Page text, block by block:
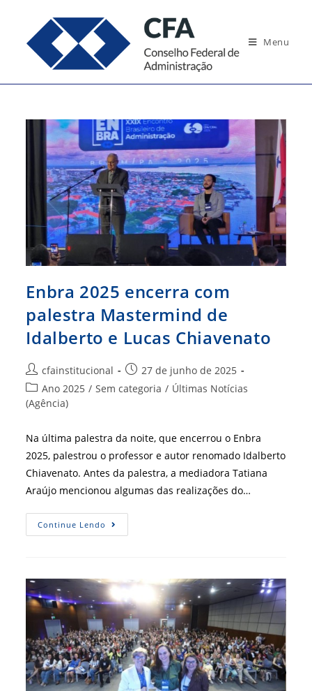
conteúdo
Menu
Enbra 2025 encerra com
palestra Mastermind de
Idalberto e Lucas Chiavenato
Autor
do
post:
cfainstitucional
Post
publicado:
27 de junho de 2025
Categoria
do
Ano 2025 / Sem categoria / Últimas Notícias
(Agência)
Na última palestra da noite, que encerrou o Enbra
2025, palestrou o professor e autor renomado Idalberto
Chiavenato. Antes da palestra, a mediadora Tatiana
Araújo mencionou algumas das realizações do…
Continue Lendo Enbra
2025
De
Idalberto
E
Lucas
Chiavenato